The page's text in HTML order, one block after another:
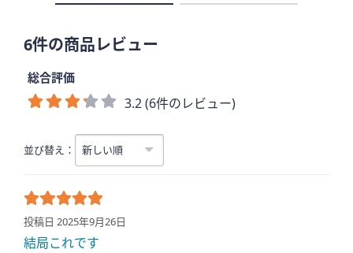
6件の商品レビュー
総合評価
3.2 (6件のレビュー)
並び替え：
投稿日 2025年9月26日
結局これです